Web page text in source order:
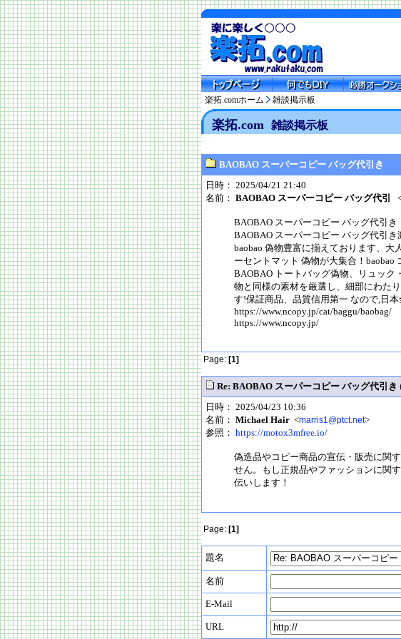
楽拓.comホーム 雑談掲示板
楽拓.com 雑談掲示板
BAOBAO スーパーコピー バッグ代引き
日時： 2025/04/21 21:40
名前： BAOBAO スーパーコピー バッグ代引
BAOBAO スーパーコピー バッグ代引き
BAOBAO スーパーコピー バッグ代引
baobao 偽物豊富に揃えております、大
ーセントマット 偽物が大集合！
BAOBAO トートバッグ偽物、リュッ
物と同様の素材を厳選し、細部にわた
す!保証商品、品質信用第一 なので,日
https://www.ncopy.jp/cat/baggu/baobag/
https://www.ncopy.jp/
Page: [1]
Re: BAOBAO スーパーコピー バッグ代引き
日時： 2025/04/23 10:36
名前： Michael Hair <marris1@ptct.net>
参照： https://motox3mfree.io/
偽造品やコピー商品の宣伝・販売に関
せん。もし正規品やファッションに関
伝いします！
Page: [1]
題名
名前
E-Mail
URL